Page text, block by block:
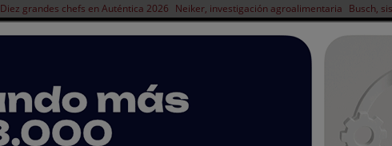
Diez grandes chefs en Auténtica 2026 Neiker, investigación agroalimentaria Busch,
NOTICIAS ARTÍCULOS